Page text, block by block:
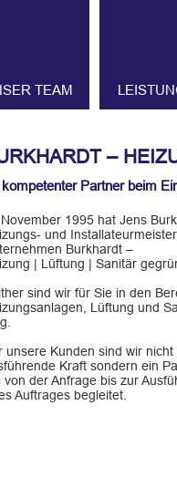
TEAM
–
kompetenter Partner beim
1995 hat Jens
und
Burkhardt –
| Lüftung | Sanitär
sind wir für Sie in den
Lüftung und
unsere Kunden sind wir nicht
Kraft sondern ein
von der Anfrage bis zur
Auftrages begleitet.